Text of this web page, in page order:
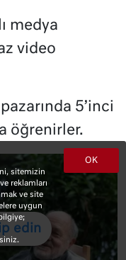
medya
video
5’inci
öğrenirler.
OK
sitemizin
reklamları
ve site
uygun
edin